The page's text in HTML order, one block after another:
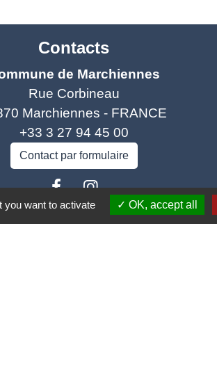
Contacts
de Marchiennes
Rue Corbineau
Marchiennes - FRANCE
+33 3 27 94 45 00
Contact par formulaire
you want to activate OK, accept all